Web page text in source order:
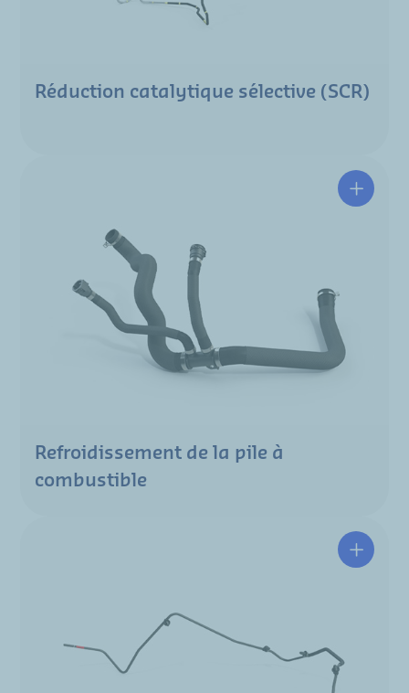
Réduction catalytique sélective (SCR)
Refroidissement de la pile à
combustible